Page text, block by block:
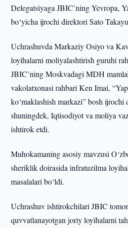
Delegatsiyaga JBIC’ning Yevropa,
bo‘yicha ijrochi direktori Sato
Uchrashuvda Markaziy Osiyo va
loyihalarni moliyalashtirish guruhi
JBIC’ning Moskvadagi MDH
vakolatxonasi rahbari Ken Imai,
ko‘maklashish markazi” bosh
shuningdek, Iqtisodiyot va moliya
ishtirok etdi.
Muhokamaning asosiy mavzusi
sheriklik doirasida infratuzilma
masalalari bo‘ldi.
Uchrashuv ishtirokchilari JBIC
quvvatlanayotgan joriy loyihalarni